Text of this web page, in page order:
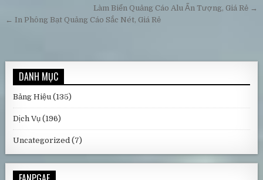
Điều hướng bài viếtLàm Biển Quảng Cáo Alu Ấn Tượng, Giá Rẻ →
← In Phông Bạt Quảng Cáo Sắc Nét, Giá Rẻ
DANH MỤC
Bảng Hiệu (135)
Dịch Vụ (196)
Uncategorized (7)